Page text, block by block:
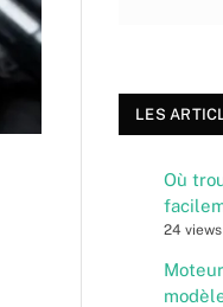
LES
Où
24 views